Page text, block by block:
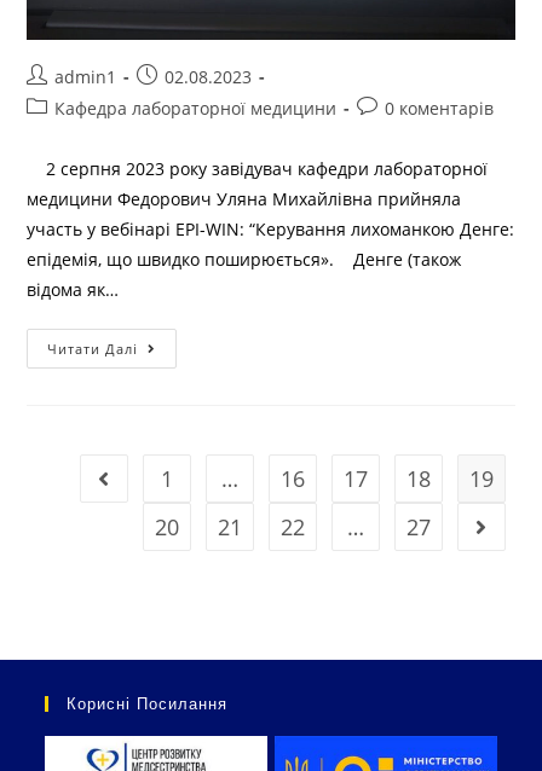
admin1
02.08.2023
Кафедра лабораторної медицини
0 коментарів
2 серпня 2023 року завідувач кафедри лабораторної
медицини Федорович Уляна Михайлівна прийняла
участь у вебінарі EPI-WIN: “Керування лихоманкою Денге:
епідемія, що швидко поширюється». Денге (також
відома як…
Читати Далі
1 … 16 17 18
19
20
21 22 … 27
Корисні Посилання